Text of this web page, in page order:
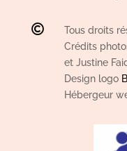

Tous droits
Crédits
et Justine
Design logo
Hébergeur